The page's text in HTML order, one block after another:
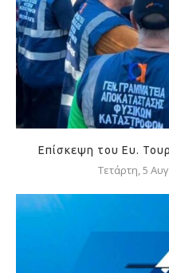
Επίσκεψη του Ευ.
Τετάρτη, 5